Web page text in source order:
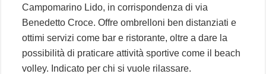
Campomarino Lido, in corrispondenza di via
Benedetto Croce. Offre ombrelloni ben distanziati e
ottimi servizi come bar e ristorante, oltre a dare la
possibilità di praticare attività sportive come il beach
volley. Indicato per chi si vuole rilassare.